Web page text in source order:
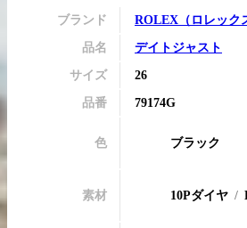
買取実績はこちらから
ブランド ROLEX （ ロレック
品名 デイトジャスト
サイズ 26
品番 79174G
色 ブラック
素材 10Pダイヤ